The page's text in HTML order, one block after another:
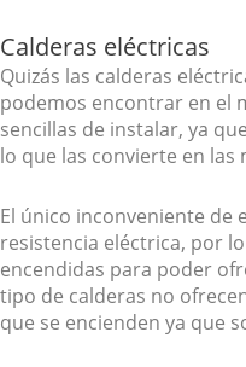
Calderas eléctricas
Quizás las calderas
podemos encontrar en el
sencillas de instalar, ya
lo que las convierte en las
El único inconveniente de
resistencia eléctrica, por
encendidas para poder
tipo de calderas no
que se encienden ya que